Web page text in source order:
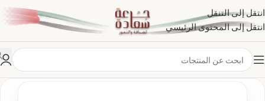
انتقل إلى التنقل
انتقل إلى المحتوى الرئيسي